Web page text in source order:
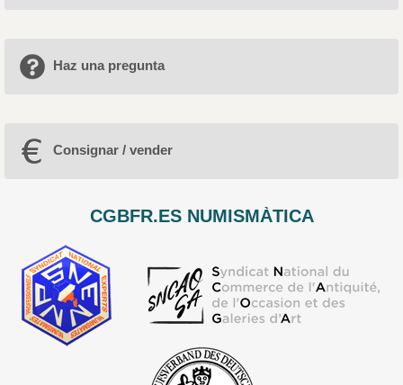
Haz una pregunta
Consignar / vender
CGBFR.ES NUMISMÀTICA